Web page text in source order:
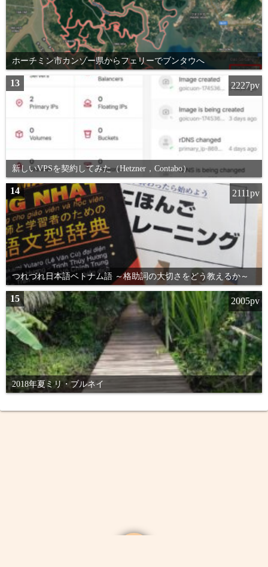
ホーチミン市カンゾー県からフェリーでブンタウへ
13
新しいVPSを契約してみた（Hetzner，Contabo）
2227pv
14
つれづれ日本語ベトナム語 ～格助詞の大切さをどう教えるか～
2111pv
15
2018年夏ミリ・ブルネイ
2005pv